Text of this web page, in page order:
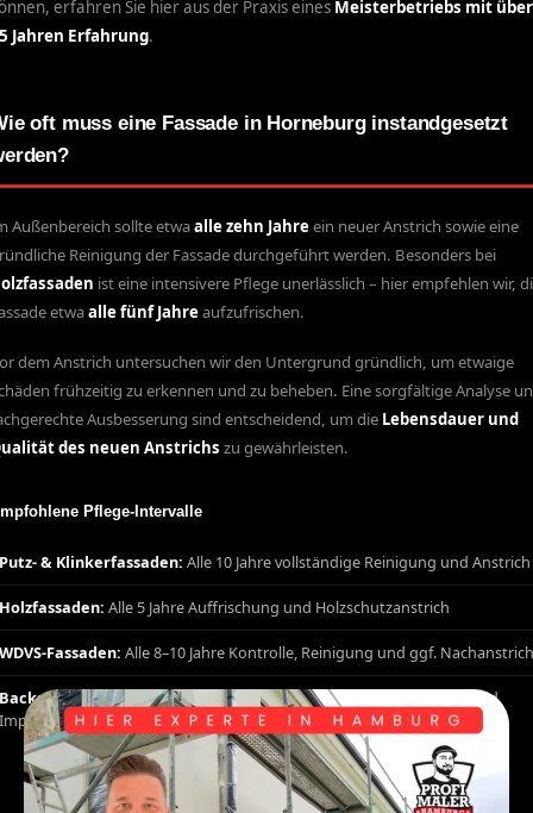
erfahren Sie hier aus der Praxis eines Meisterbetriebs mit über
Jahren Erfahrung.
oft muss eine Fassade in Horneburg instandgesetzt
Außenbereich sollte etwaalle zehn Jahreein neuer Anstrich sowie eine
Reinigung der Fassade durchgeführt werden. Besonders bei
ist eine intensivere Pflege unerlässlich – hier empfehlen wir,
etwaalle fünf Jahreaufzufrischen.
dem Anstrich untersuchen wir den Untergrund gründlich, um etwaige
frühzeitig zu erkennen und zu beheben. Eine sorgfältige Analyse
Ausbesserung sind entscheidend, um die Lebensdauer und
des neuen Anstrichs zu gewährleisten.
Pflege-Intervalle
Putz- & Klinkerfassaden: Alle 10 Jahre vollständige Reinigung und Anstrich
Holzfassaden: Alle 5 Jahre Auffrischung und Holzschutzanstrich
WDVS-Fassaden: Alle 8–10 Jahre Kontrolle, Reinigung und ggf.
Backsteinfassaden Horneburg:Alle 10–15 Jahre Fugensanierung und
Imprägnierung